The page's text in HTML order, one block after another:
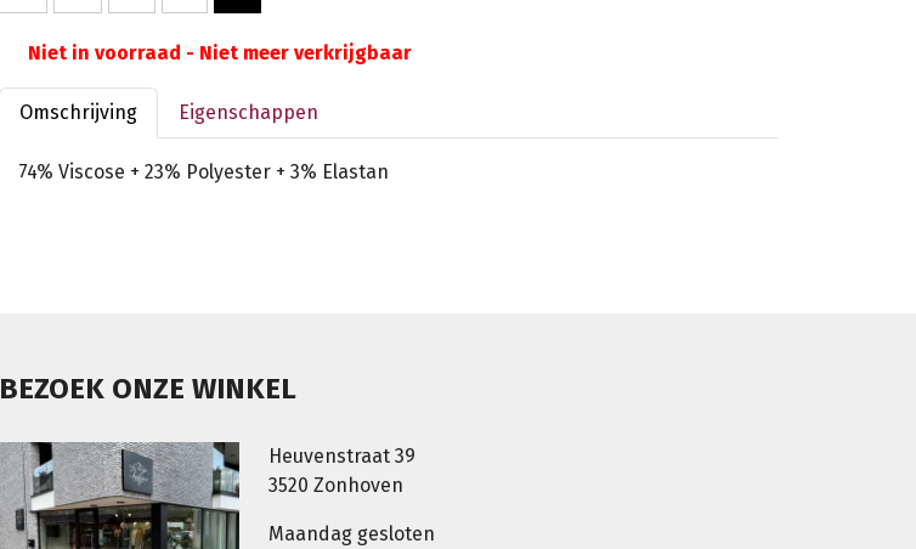
Niet in voorraad - Niet meer verkrijgbaar
Omschrijving Eigenschappen
74% Viscose + 23% Polyester + 3% Elastan
BEZOEK ONZE WINKEL
Heuvenstraat 39
3520 Zonhoven
Maandag gesloten